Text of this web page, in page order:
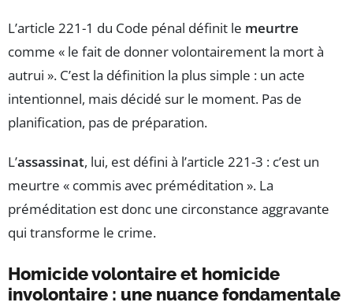
L’article 221-1 du Code pénal définit le meurtre
comme « le fait de donner volontairement la mort à
autrui ». C’est la définition la plus simple : un acte
intentionnel, mais décidé sur le moment. Pas de
planification, pas de préparation.
L’assassinat, lui, est défini à l’article 221-3 : c’est un
meurtre « commis avec préméditation ». La
préméditation est donc une circonstance aggravante
qui transforme le crime.
Homicide volontaire et homicide
involontaire : une nuance fondamentale